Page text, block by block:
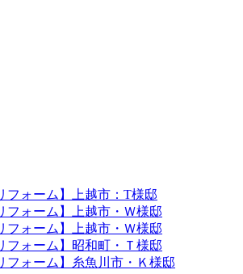
フォーム】上越市：T様邸
フォーム】上越市・Ｗ様邸
フォーム】上越市・Ｗ様邸
フォーム】昭和町・Ｔ様邸
フォーム】糸魚川市・Ｋ様邸